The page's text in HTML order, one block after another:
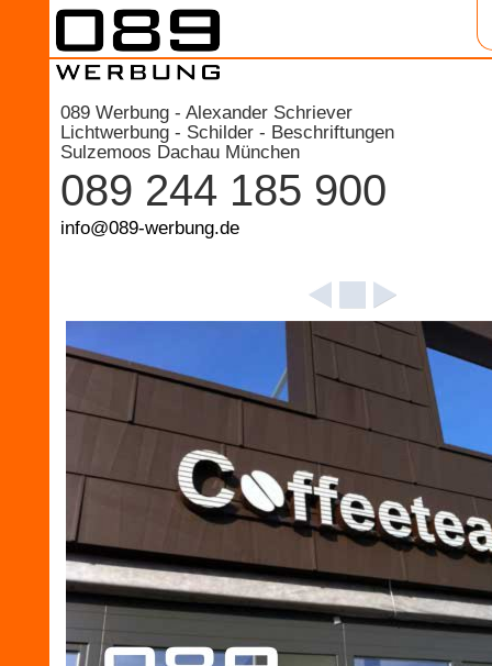
089 Werbung - Alexander Schriever
Lichtwerbung - Schilder - Beschriftungen
Sulzemoos Dachau München
089 244 185 900
info@089-werbung.de